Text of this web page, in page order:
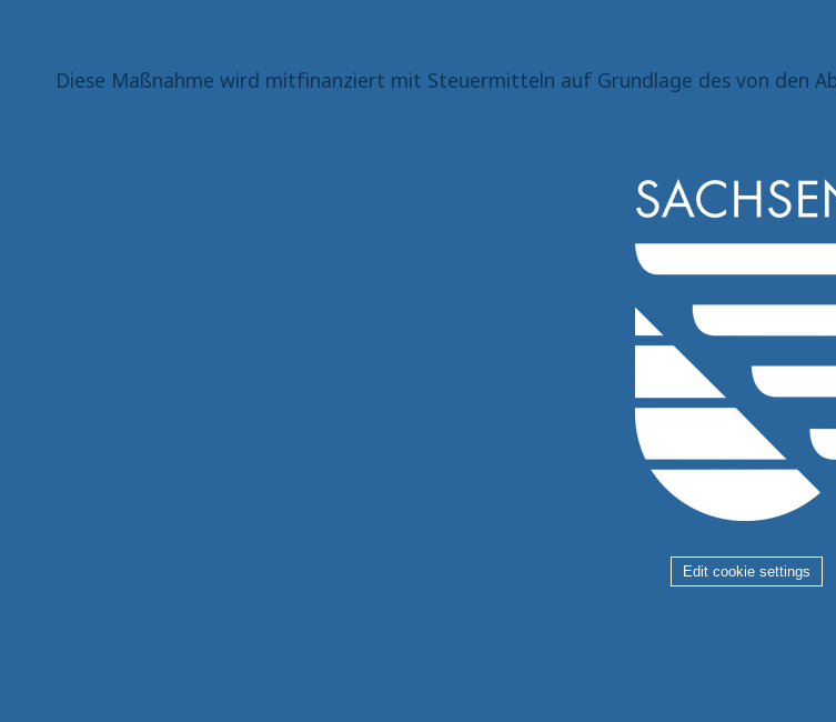
Diese Maßnahme wird mitfinanziert mit Steuermitteln auf Grundlage des von den
Edit cookie settings